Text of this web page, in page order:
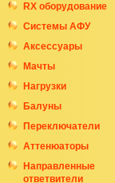
RX оборудование
Системы АФУ
Аксессуары
Мачты
Нагрузки
Балуны
Переключатели
Аттенюаторы
Направленные
ответвители